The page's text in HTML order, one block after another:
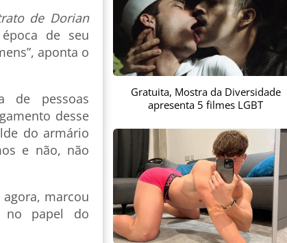
de Dorian
de seu
aponta o
de pessoas
desse
do armário
e não, não
marcou
no papel do
Gratuita, Mostra da Diversidade
apresenta 5 filmes LGBT